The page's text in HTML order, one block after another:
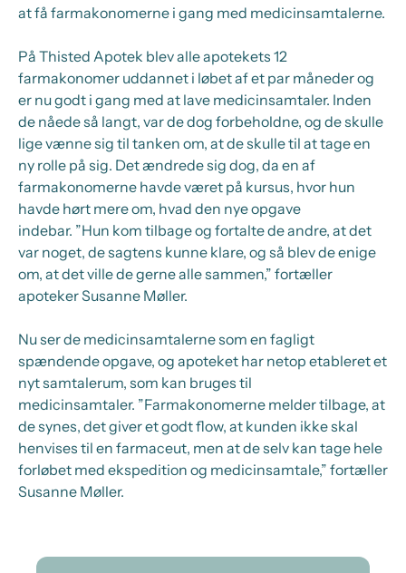
at få farmakonomerne i gang med medicinsamtalerne.
På Thisted Apotek blev alle apotekets 12
farmakonomer uddannet i løbet af et par måneder og
er nu godt i gang med at lave medicinsamtaler. Inden
de nåede så langt, var de dog forbeholdne, og de skulle
lige vænne sig til tanken om, at de skulle til at tage en
ny rolle på sig. Det ændrede sig dog, da en af
farmakonomerne havde været på kursus, hvor hun
havde hørt mere om, hvad den nye opgave
indebar. ”Hun kom tilbage og fortalte de andre, at det
var noget, de sagtens kunne klare, og så blev de enige
om, at det ville de gerne alle sammen,” fortæller
apoteker Susanne Møller.
Nu ser de medicinsamtalerne som en fagligt
spændende opgave, og apoteket har netop etableret et
nyt samtalerum, som kan bruges til
medicinsamtaler. ”Farmakonomerne melder tilbage, at
de synes, det giver et godt flow, at kunden ikke skal
henvises til en farmaceut, men at de selv kan tage hele
forløbet med ekspedition og medicinsamtale,” fortæller
Susanne Møller.